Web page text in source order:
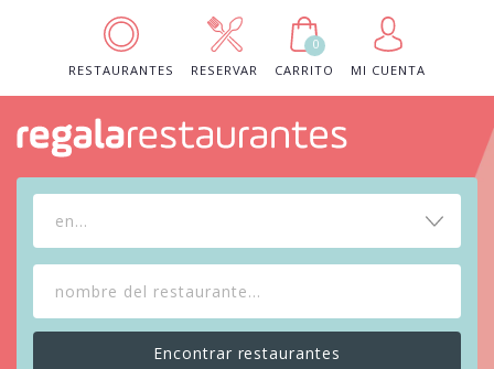
RESTAURANTES RESERVAR
0
CARRITO
MI CUENTA
en...